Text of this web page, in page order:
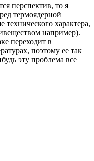
перспектив, то я
термоядерной
технического характера,
например).
переходит в
поэтому ее так
эту проблема все